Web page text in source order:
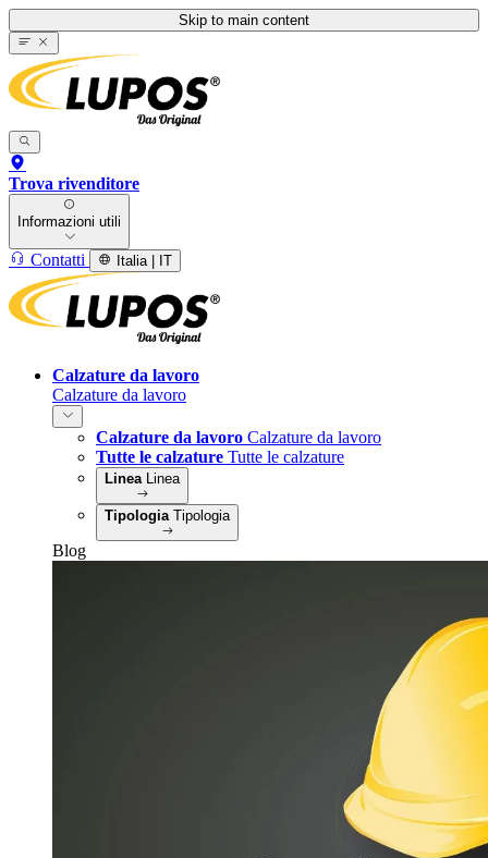
Skip to main content
Trova rivenditore
Informazioni utili
Contatti Italia | IT
Calzature da lavoro
Calzature da lavoro
Calzature da lavoro Calzature da lavoro
Tutte le calzature Tutte le calzature
Linea Linea
Tipologia Tipologia
Blog